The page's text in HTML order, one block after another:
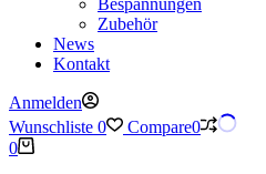
Zubehör
News
Kontakt
Anmelden
Wunschliste 0 Compare0
Warenkorb
0